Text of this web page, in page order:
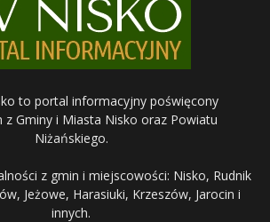
to portal informacyjny poświęcony
z Gminy i Miasta Nisko oraz Powiatu
Niżańskiego.
z gmin i miejscowości: Nisko, Rudnik
Jeżowe, Harasiuki, Krzeszów, Jarocin i
innych.